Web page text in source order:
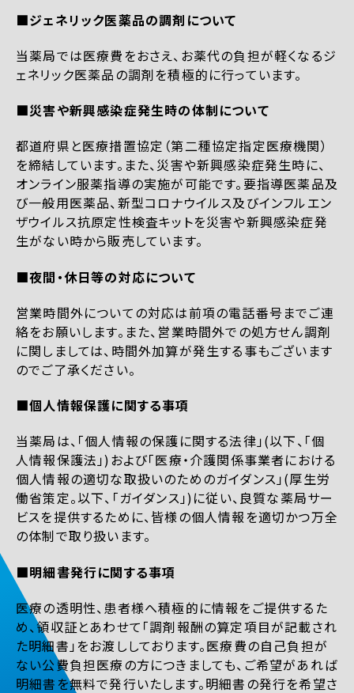
■ジェネリック医薬品の調剤について
当薬局では医療費をおさえ、お薬代の負担が軽くなるジ
ェネリック医薬品の調剤を積極的に行っています。
■災害や新興感染症発生時の体制について
都道府県と医療措置協定（第二種協定指定医療機関）
を締結しています。また、災害や新興感染症発生時に、
オンライン服薬指導の実施が可能です。要指導医薬品及
び一般用医薬品、新型コロナウイルス及びインフルエン
ザウイルス抗原定性検査キットを災害や新興感染症発
生がない時から販売しています。
■夜間・休日等の対応について
営業時間外についての対応は前項の電話番号までご連
絡をお願いします。また、営業時間外での処方せん調剤
に関しましては、時間外加算が発生する事もございます
のでご了承ください。
■個人情報保護に関する事項
当薬局は、「個人情報の保護に関する法律」(以下、「個
人情報保護法」)および「医療・介護関係事業者における
個人情報の適切な取扱いのためのガイダンス」(厚生労
働省策定。以下、「ガイダンス」)に従い、良質な薬局サー
ビスを提供するために、皆様の個人情報を適切かつ万全
の体制で取り扱います。
■明細書発行に関する事項
医療の透明性、患者様へ積極的に情報をご提供するた
め、領収証とあわせて「調剤報酬の算定項目が記載され
た明細書」をお渡ししております。医療費の自己負担が
ない公費負担医療の方につきましても、ご希望があれば
明細書を無料で発行いたします。明細書の発行を希望さ